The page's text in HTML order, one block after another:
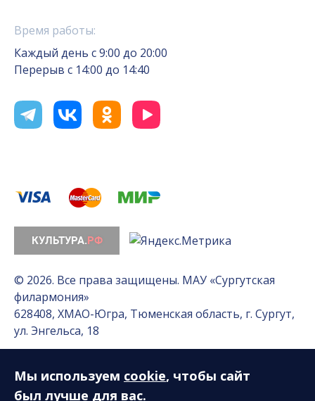
Время работы:
Каждый день с 9:00 до 20:00
Перерыв с 14:00 до 14:40
© 2026. Все права защищены. МАУ «Сургутская
филармония»
628408, ХМАО-Югра, Тюменская область, г. Сургут,
ул. Энгельса, 18
Разработка сайта — Интернет-лаборатория
«Делиссимо»
Мы используем cookie, чтобы сайт
был лучше для вас.